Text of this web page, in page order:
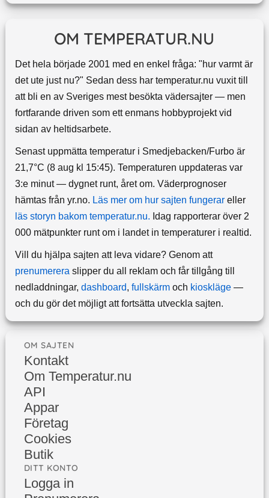
OM TEMPERATUR.NU
Det hela började 2001 med en enkel fråga: "hur varmt är
det ute just nu?" Sedan dess har temperatur.nu vuxit till
att bli en av Sveriges mest besökta vädersajter — men
fortfarande driven som ett enmans hobbyprojekt vid
sidan av heltidsarbete.
Senast uppmätta temperatur i Smedjebacken/Furbo är
21,7°C (8 aug kl 15:45). Temperaturen uppdateras var
3:e minut — dygnet runt, året om. Väderprognoser
hämtas från yr.no. Läs mer om hur sajten fungerareller
läs storyn bakom temperatur.nu. Idag rapporterar över 2
000 mätpunkter runt om i landet in temperaturer i realtid.
Vill du hjälpa sajten att leva vidare? Genom att
prenumereraslipper du all reklam och får tillgång till
nedladdningar, dashboard, fullskärmoch kioskläge—
och du gör det möjligt att fortsätta utveckla sajten.
OM SAJTEN
Kontakt
Om Temperatur.nu
API
Appar
Företag
Cookies
Butik
DITT KONTO
Logga in